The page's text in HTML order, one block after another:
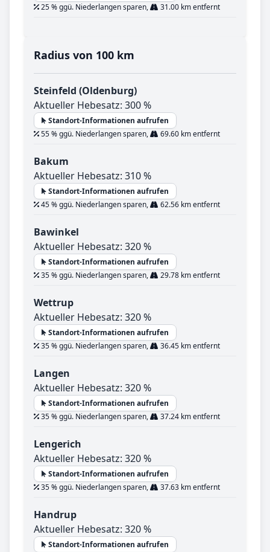
25 % ggü. Niederlangen sparen,
31.00 km entfernt
Radius von 100 km
Steinfeld (Oldenburg)
Aktueller Hebesatz: 300 %
Standort-Informationen aufrufen
55 % ggü. Niederlangen sparen,
69.60 km entfernt
Bakum
Aktueller Hebesatz: 310 %
Standort-Informationen aufrufen
45 % ggü. Niederlangen sparen,
62.56 km entfernt
Bawinkel
Aktueller Hebesatz: 320 %
Standort-Informationen aufrufen
35 % ggü. Niederlangen sparen,
29.78 km entfernt
Wettrup
Aktueller Hebesatz: 320 %
Standort-Informationen aufrufen
35 % ggü. Niederlangen sparen,
36.45 km entfernt
Langen
Aktueller Hebesatz: 320 %
Standort-Informationen aufrufen
35 % ggü. Niederlangen sparen,
37.24 km entfernt
Lengerich
Aktueller Hebesatz: 320 %
Standort-Informationen aufrufen
35 % ggü. Niederlangen sparen,
37.63 km entfernt
Handrup
Aktueller Hebesatz: 320 %
Standort-Informationen aufrufen